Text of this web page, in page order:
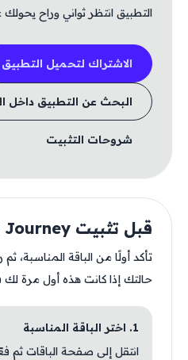
التطبيق انتظر ثواني وراح
الاشتراك لتحميل التطبيق
البحث عن التطبيق داخل
شروحات التثبيت
قبل تثبيت Oslive Journey
تأكد أولًا من الباقة المناسبة،
حالتك إذا كانت هذه أول مرة لك
1. اختر الباقة المناسبة
انتقل إلى صفحة الباقات ثم